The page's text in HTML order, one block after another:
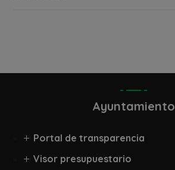
Ayuntamiento
Portal de transparencia
Visor presupuestario